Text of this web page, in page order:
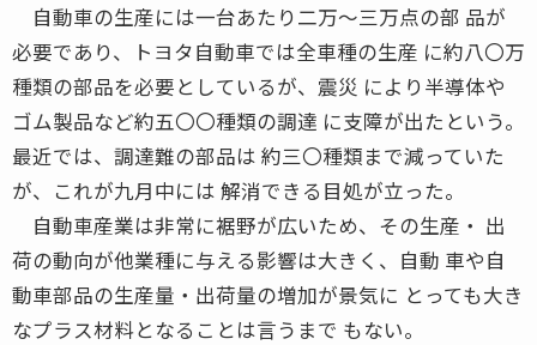
自動車の生産には一台あたり二万〜三万点の部 品が
必要であり、トヨタ自動車では全車種の生産 に約八〇万
種類の部品を必要としているが、震災 により半導体や
ゴム製品など約五〇〇種類の調達 に支障が出たという。
最近では、調達難の部品は 約三〇種類まで減っていた
が、これが九月中には 解消できる目処が立った。
自動車産業は非常に裾野が広いため、その生産・ 出
荷の動向が他業種に与える影響は大きく、自動 車や自
動車部品の生産量・出荷量の増加が景気に とっても大き
なプラス材料となることは言うまで もない。